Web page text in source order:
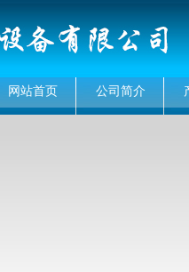
网站首页 公司简介